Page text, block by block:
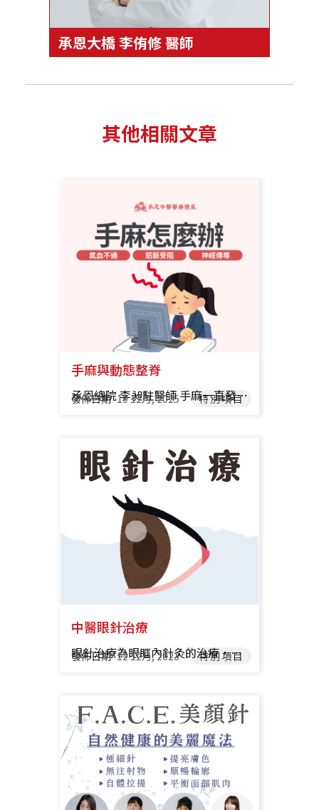
承恩大橋 李侑修 醫師
其他相關文章
特別項目
手麻與動態整脊
承恩總院 李昶駐醫師 手麻一直發生？其實不只是壓到手這麼簡單！ 你是否有這些經驗： • 寫字寫久了，手指突然發麻、沒力 • 滑手機滑一滑，拇指或手腕開始刺麻 • 開車握方向盤久了，手臂越來越麻 • 睡到一半，整隻手麻醒來、不舒服到翻身好幾次 很多人以為這只是「姿勢不好」或「壓到手」，但如果手麻常常發生，背後有可能是身體在提醒你── 脊椎出了問題！ 迷思破解：手麻不一定是手腕或肩膀的問題 民眾最常見的誤解是：「手麻 = 手腕發炎」或「肩膀僵硬」。 但其實手麻的真正來源，常常在 頸椎或胸椎。 • 西醫認為：神經被壓迫、循環變差，都會讓手部出現發麻。 • 中醫認為：氣血不通、筋脈受阻，也會造成麻木感。 也就是說，就算你只是在滑手機、轉頭、提東西，只要脊椎某個地方卡住或發炎，就可能刺激到神經，引起麻感。 那該怎麼辦？「動態脊椎調整」有助改善手麻 手麻多半跟「神經傳導」有關，而神經都從脊椎出來，所以把脊椎調整好，手麻自然會改善。 動態脊椎調整的重點是： • 找到是哪一段脊椎壓到神經 • 用安全、溫和的方式調整錯位 • 減少神經受壓 • 讓肩頸與手臂的循環恢復順暢 很多人調整後會明顯感覺手部變輕鬆、暖暖的、麻感減少，就是因為神經和血流被打開了。 什麼時候要特別注意？ 如果你出現以下情況，就建議盡早檢查： • 手麻常常發作 • 麻感越來越久才退 • 合併肩頸僵硬、手臂無力 • 半夜被麻醒 這些都是身體在提醒你： 若持續忽略，問題可能越積越大。 簡單一句話重點： 手麻不是小事，它可能是脊椎警訊。 透過適當的檢查與動態脊椎調整，多數人的手麻都能得到改善。 為了達到「內調臟腑、外正筋骨」的綜合效益，我們強烈建議配合中醫的針灸或針刀療法。 動態脊椎調整：快速調正結構，恢復正常脊椎生理曲線。 針灸/針刀：解除深層的筋膜沾黏、軟組織痙攣與神經發炎。 兩者搭配，能從根本上消除病因，讓您的治療效果更快、更持久！ 推薦醫師 承恩大橋 陳靖允 醫師 承恩總院 楊政勳 醫師 承恩和緯 鄭達駿 醫師 承恩和緯 莊嘉豪 醫師
發佈日期 19 12月, 2025
特別項目
中醫眼針治療
眼針治療為眼眶內針灸的治療，使用針尖改良為圓滑的特製針具，適應症包含：假性近視、老花眼、乾眼症、眼瞼跳動、眼瞼下垂、淚管阻塞、甲狀腺突眼症、未成熟白內障、飛蚊症、虹彩炎、青光眼、閃光、斜視、黃斑部病變、小血管問題的視網膜病變、腦性麻痺引起視神經萎縮...等 推薦醫師 承恩大橋 李侑修 醫師 承恩大橋 林芳華 醫師 承恩和緯 莊嘉豪 醫師 承恩和緯 鄭達駿 醫師 承恩和緯 陳玟晴 醫師
發佈日期 12 12月, 2023